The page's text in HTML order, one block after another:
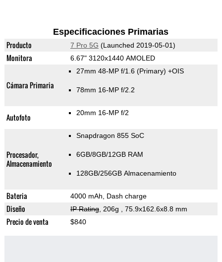
Especificaciones Primarias
Producto 7 Pro 5G (Launched 2019-05-01)
Monitora 6.67" 3120x1440 AMOLED
Cámara Primaria
27mm 48-MP f/1.6 (Primary) +OIS
78mm 16-MP f/2.2
Autofoto 20mm 16-MP f/2
Procesador,
Almacenamiento
Snapdragon 855 SoC
6GB/8GB/12GB RAM
128GB/256GB Almacenamiento
Bateria 4000 mAh, Dash charge
Diseño IP Rating, 206g , 75.9x162.6x8.8 mm
Precio de venta $840